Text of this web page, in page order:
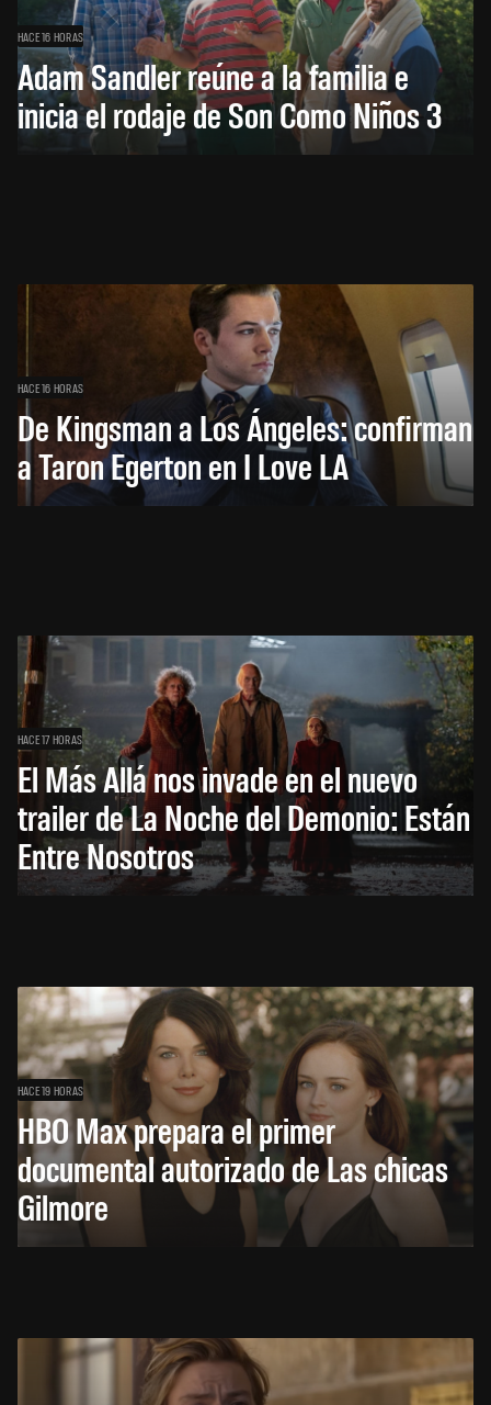
HACE 16 HORAS
Adam Sandler reúne a la familia e
inicia el rodaje de Son Como Niños 3
HACE 16 HORAS
De Kingsman a Los Ángeles: confirman
a Taron Egerton en I Love LA
HACE 17 HORAS
El Más Allá nos invade en el nuevo
trailer de La Noche del Demonio: Están
Entre Nosotros
HACE 19 HORAS
HBO Max prepara el primer
documental autorizado de Las chicas
Gilmore